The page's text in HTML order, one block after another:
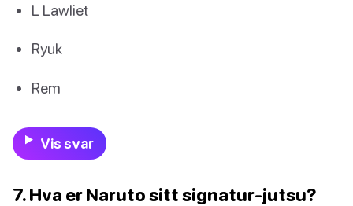
L Lawliet
Ryuk
Rem
Vis svar
7. Hva er Naruto sitt signatur-jutsu?